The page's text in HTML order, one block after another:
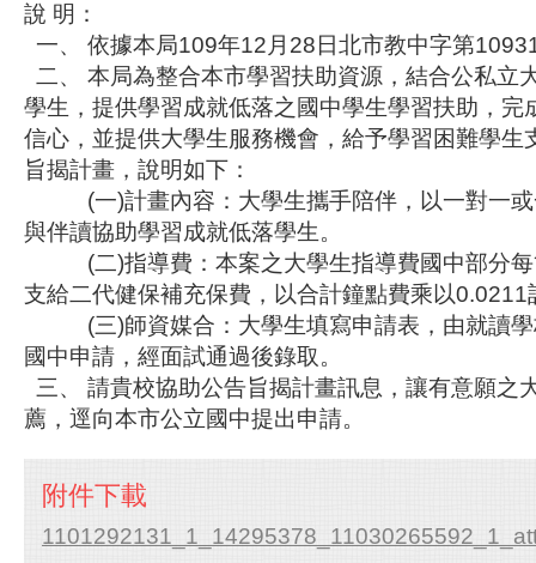
說 明：
一、 依據本局109年12月28日北市教中字第
二、 本局為整合本市學習扶助資源，結合公私立
學生，提供學習成就低落之國中學生學習扶助，完
信心，並提供大學生服務機會，給予學習困難學生
旨揭計畫，說明如下：
(一)計畫內容：大學生攜手陪伴，以一對一或
與伴讀協助學習成就低落學生。
(二)指導費：本案之大學生指導費國中部分每
支給二代健保補充保費，以合計鐘點費乘以
(三)師資媒合：大學生填寫申請表，由就讀學
國中申請，經面試通過後錄取。
三、 請貴校協助公告旨揭計畫訊息，讓有意願之
薦，逕向本市公立國中提出申請。
附件下載